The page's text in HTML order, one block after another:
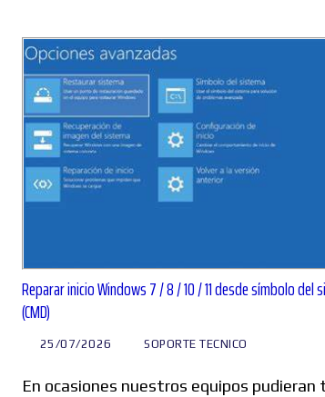
Reparar inicio Windows 7 / 8 / 10 / 11 desde símbolo del
(CMD)
25/07/2026 SOPORTE TECNICO
En ocasiones nuestros equipos pudieran